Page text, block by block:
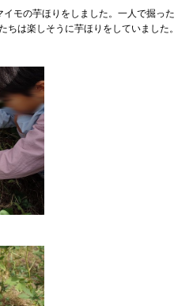
モの芋ほりをしました。一人で掘った
ちは楽しそうに芋ほりをしていました。